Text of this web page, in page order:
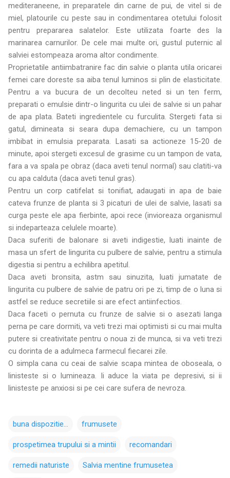
mediteraneene, in preparatele din carne de pui, de vitel si de
miel, platourile cu peste sau in condimentarea otetului folosit
pentru prepararea salatelor. Este utilizata foarte des la
marinarea carnurilor. De cele mai multe ori, gustul puternic al
salviei estompeaza aroma altor condimente.
Proprietatile antiimbatranire fac din salvie o planta utila oricarei
femei care doreste sa aiba tenul luminos si plin de elasticitate.
Pentru a va bucura de un decolteu neted si un ten ferm,
preparati o emulsie dintr-o lingurita cu ulei de salvie si un pahar
de apa plata. Bateti ingredientele cu furculita. Stergeti fata si
gatul, dimineata si seara dupa demachiere, cu un tampon
imbibat in emulsia preparata. Lasati sa actioneze 15-20 de
minute, apoi stergeti excesul de grasime cu un tampon de vata,
fara a va spala pe obraz (daca aveti tenul normal) sau clatiti-va
cu apa calduta (daca aveti tenul gras).
Pentru un corp catifelat si tonifiat, adaugati in apa de baie
cateva frunze de planta si 3 picaturi de ulei de salvie, lasati sa
curga peste ele apa fierbinte, apoi rece (invioreaza organismul
si indeparteaza celulele moarte).
Daca suferiti de balonare si aveti indigestie, luati inainte de
masa un sfert de lingurita cu pulbere de salvie, pentru a stimula
digestia si pentru a echilibra apetitul.
Daca aveti bronsita, astm sau sinuzita, luati jumatate de
lingurita cu pulbere de salvie de patru ori pe zi, timp de o luna si
astfel se reduce secretiile si are efect antiinfectios.
Daca faceti o pernuta cu frunze de salvie si o asezati langa
perna pe care dormiti, va veti trezi mai optimisti si cu mai multa
putere si creativitate pentru o noua zi de munca, si va veti trezi
cu dorinta de a adulmeca farmecul fiecarei zile.
O simpla cana cu ceai de salvie scapa mintea de oboseala, o
linisteste si o lumineaza. Ii aduce la viata pe depresivi, si ii
linisteste pe anxiosi si pe cei care sufera de nevroza.
buna dispozitie... frumusete
prospetimea trupului si a mintii recomandari
remedii naturiste Salvia mentine frumusetea